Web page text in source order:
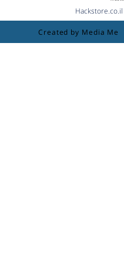
Created by Media Me